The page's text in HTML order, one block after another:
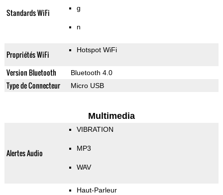
Standards WiFi g
n
Propriétés WiFi Hotspot WiFi
Version Bluetooth Bluetooth 4.0
Type de Connecteur Micro USB
Multimedia
Alertes Audio
VIBRATION
MP3
WAV
Haut-Parleur